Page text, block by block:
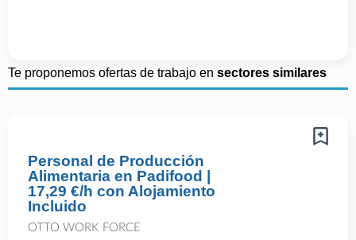
Te proponemos ofertas de trabajo en sectores similares
Personal de Producción
Alimentaria en Padifood |
17,29 €/h con Alojamiento
Incluido
OTTO WORK FORCE